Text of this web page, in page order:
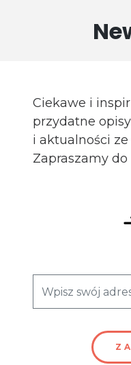
Ciekawe i
przydatne
i aktualności ze
Zapraszamy